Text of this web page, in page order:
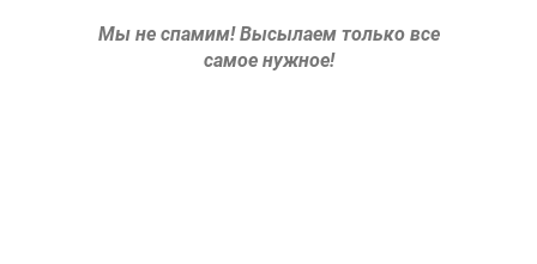
Мы не спамим! Высылаем только все
самое нужное!